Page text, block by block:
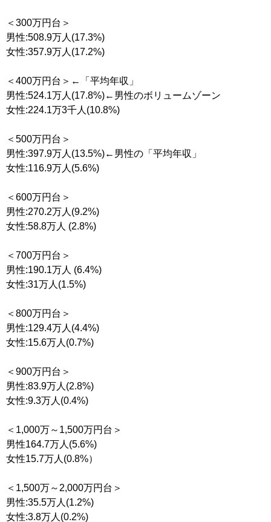
＜300万円台＞
男性:508.9万人(17.3%)
女性:357.9万人(17.2%)
＜400万円台＞←「平均年収」
男性:524.1万人(17.8%)←男性のボリュームゾーン
女性:224.1万3千人(10.8%)
＜500万円台＞
男性:397.9万人(13.5%)←男性の「平均年収」
女性:116.9万人(5.6%)
＜600万円台＞
男性:270.2万人(9.2%)
女性:58.8万人 (2.8%)
＜700万円台＞
男性:190.1万人 (6.4%)
女性:31万人(1.5%)
＜800万円台＞
男性:129.4万人(4.4%)
女性:15.6万人(0.7%)
＜900万円台＞
男性:83.9万人(2.8%)
女性:9.3万人(0.4%)
＜1,000万～1,500万円台＞
男性164.7万人(5.6%)
女性15.7万人(0.8%）
＜1,500万～2,000万円台＞
男性:35.5万人(1.2%)
女性:3.8万人(0.2%)